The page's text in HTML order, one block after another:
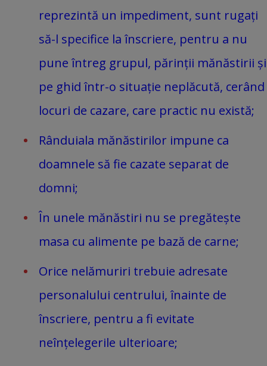
reprezintă un impediment, sunt rugați
să-l specifice la înscriere, pentru a nu
pune întreg grupul, părinții mănăstirii și
pe ghid într-o situație neplăcută, cerând
locuri de cazare, care practic nu există;
Rânduiala mănăstirilor impune ca
doamnele să fie cazate separat de
domni;
În unele mănăstiri nu se pregătește
masa cu alimente pe bază de carne;
Orice nelămuriri trebuie adresate
personalului centrului, înainte de
înscriere, pentru a fi evitate
neînțelegerile ulterioare;